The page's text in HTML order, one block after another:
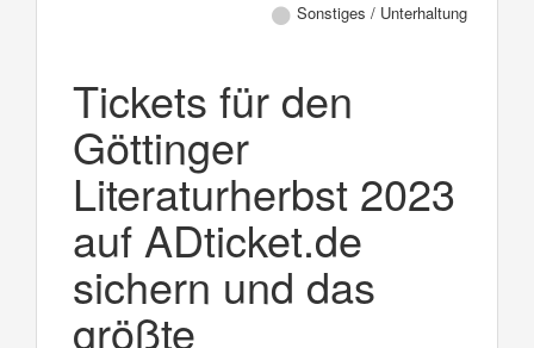
Sonstiges / Unterhaltung
Tickets für den
Göttinger
Literaturherbst 2023
auf ADticket.de
sichern und das
größte